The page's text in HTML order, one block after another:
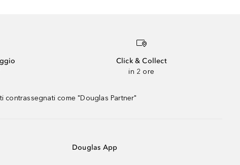
Click & Collect
in 2 ore
come "Douglas Partner"
Douglas App